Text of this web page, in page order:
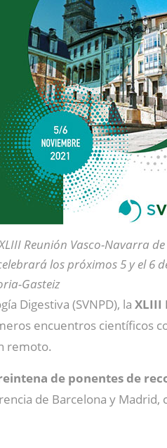
Reunión Vasco-Navarra
los próximos 5 y el 6
Gasteiz
Digestiva (SVNPD), la XLIII
encuentros científicos
remoto.
de ponentes de
de Barcelona y